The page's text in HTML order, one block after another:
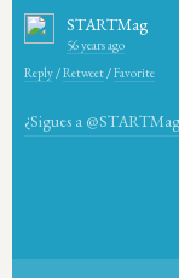
STARTMag
56 years ago
Reply /Retweet /Favorite
¿Sigues a